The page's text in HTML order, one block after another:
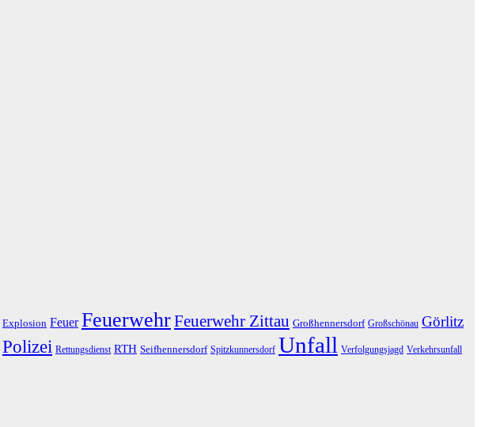
Explosion Feuer FeuerwehrFeuerwehr Zittau Großhennersdorf Großschönau Görlitz
Polizei Rettungsdienst RTH Seifhennersdorf Spitzkunnersdorf Unfall Verfolgungsjagd Verkehrsunfall